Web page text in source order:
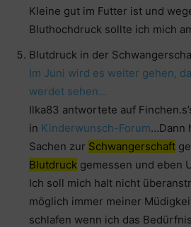
Kleine gut im Futter ist und
Bluthochdruck sollte ich mich
Blutdruck in der
Im Juni wird es weiter gehen,
werdet sehen…
Ilka83 antwortete auf
in Kinderwunsch-Forum…Dann
Sachen zur Schwangerschaft
Blutdruck gemessen und eben
Ich soll mich halt nicht
möglich immer meiner
schlafen wenn ich das